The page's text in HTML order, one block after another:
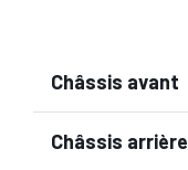
Châssis avant
Châssis arrière